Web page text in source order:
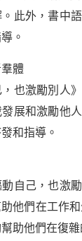
此外，書中
。
體
，也激勵別人
展和激勵他
和指導。
自己，也激
他們在工作
助他們在復